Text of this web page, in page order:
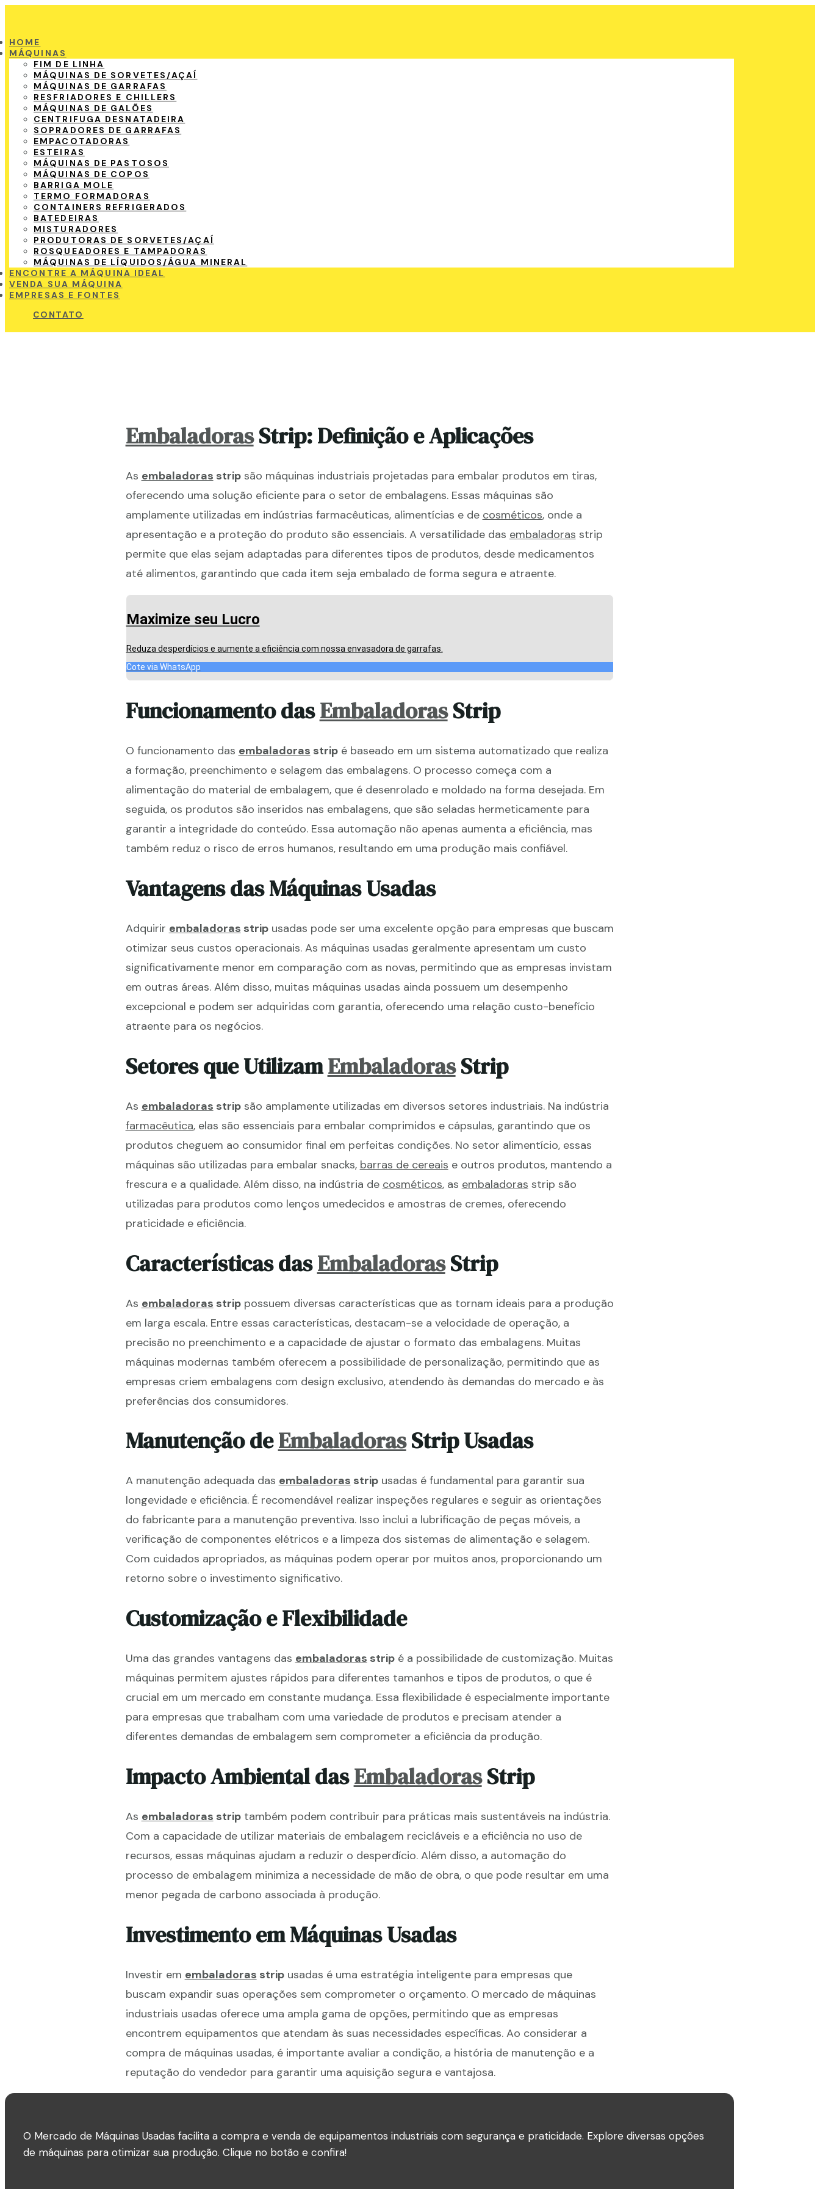
HOME
MÁQUINAS
FIM DE LINHA
MÁQUINAS DE SORVETES/AÇAÍ
MÁQUINAS DE GARRAFAS
RESFRIADORES E CHILLERS
MÁQUINAS DE GALÕES
CENTRIFUGA DESNATADEIRA
SOPRADORES DE GARRAFAS
EMPACOTADORAS
ESTEIRAS
MÁQUINAS DE PASTOSOS
MÁQUINAS DE COPOS
BARRIGA MOLE
TERMO FORMADORAS
CONTAINERS REFRIGERADOS
BATEDEIRAS
MISTURADORES
PRODUTORAS DE SORVETES/AÇAÍ
ROSQUEADORES E TAMPADORAS
MÁQUINAS DE LÍQUIDOS/ÁGUA MINERAL
ENCONTRE A MÁQUINA IDEAL
VENDA SUA MÁQUINA
EMPRESAS E FONTES
CONTATO
EmbaladorasStrip: Definição e Aplicações
As embaladoras stripsão máquinas industriais projetadas para embalar produtos em tiras,
oferecendo uma solução eficiente para o setor de embalagens. Essas máquinas são
amplamente utilizadas em indústrias farmacêuticas, alimentícias e de cosméticos, onde a
apresentação e a proteção do produto são essenciais. A versatilidade das embaladoras strip
permite que elas sejam adaptadas para diferentes tipos de produtos, desde medicamentos
até alimentos, garantindo que cada item seja embalado de forma segura e atraente.
Maximize seu Lucro
Reduza desperdícios e aumente a eficiência com nossa envasadora de garrafas.
Cote via WhatsApp
Funcionamento dasEmbaladorasStrip
O funcionamento das embaladoras stripé baseado em um sistema automatizado que realiza
a formação, preenchimento e selagem das embalagens. O processo começa com a
alimentação do material de embalagem, que é desenrolado e moldado na forma desejada. Em
seguida, os produtos são inseridos nas embalagens, que são seladas hermeticamente para
garantir a integridade do conteúdo. Essa automação não apenas aumenta a eficiência, mas
também reduz o risco de erros humanos, resultando em uma produção mais confiável.
Vantagens das Máquinas Usadas
Adquirir embaladoras stripusadas pode ser uma excelente opção para empresas que buscam
otimizar seus custos operacionais. As máquinas usadas geralmente apresentam um custo
significativamente menor em comparação com as novas, permitindo que as empresas invistam
em outras áreas. Além disso, muitas máquinas usadas ainda possuem um desempenho
excepcional e podem ser adquiridas com garantia, oferecendo uma relação custo-benefício
atraente para os negócios.
Setores que UtilizamEmbaladorasStrip
As embaladoras stripsão amplamente utilizadas em diversos setores industriais. Na indústria
farmacêutica, elas são essenciais para embalar comprimidos e cápsulas, garantindo que os
produtos cheguem ao consumidor final em perfeitas condições. No setor alimentício, essas
máquinas são utilizadas para embalar snacks, barras de cereais e outros produtos, mantendo a
frescura e a qualidade. Além disso, na indústria de cosméticos, as embaladoras strip são
utilizadas para produtos como lenços umedecidos e amostras de cremes, oferecendo
praticidade e eficiência.
Características dasEmbaladorasStrip
As embaladoras strippossuem diversas características que as tornam ideais para a produção
em larga escala. Entre essas características, destacam-se a velocidade de operação, a
precisão no preenchimento e a capacidade de ajustar o formato das embalagens. Muitas
máquinas modernas também oferecem a possibilidade de personalização, permitindo que as
empresas criem embalagens com design exclusivo, atendendo às demandas do mercado e às
preferências dos consumidores.
Manutenção deEmbaladorasStrip Usadas
A manutenção adequada das embaladoras stripusadas é fundamental para garantir sua
longevidade e eficiência. É recomendável realizar inspeções regulares e seguir as orientações
do fabricante para a manutenção preventiva. Isso inclui a lubrificação de peças móveis, a
verificação de componentes elétricos e a limpeza dos sistemas de alimentação e selagem.
Com cuidados apropriados, as máquinas podem operar por muitos anos, proporcionando um
retorno sobre o investimento significativo.
Customização e Flexibilidade
Uma das grandes vantagens das embaladoras stripé a possibilidade de customização. Muitas
máquinas permitem ajustes rápidos para diferentes tamanhos e tipos de produtos, o que é
crucial em um mercado em constante mudança. Essa flexibilidade é especialmente importante
para empresas que trabalham com uma variedade de produtos e precisam atender a
diferentes demandas de embalagem sem comprometer a eficiência da produção.
Impacto Ambiental dasEmbaladorasStrip
As embaladoras striptambém podem contribuir para práticas mais sustentáveis na indústria.
Com a capacidade de utilizar materiais de embalagem recicláveis e a eficiência no uso de
recursos, essas máquinas ajudam a reduzir o desperdício. Além disso, a automação do
processo de embalagem minimiza a necessidade de mão de obra, o que pode resultar em uma
menor pegada de carbono associada à produção.
Investimento em Máquinas Usadas
Investir em embaladoras stripusadas é uma estratégia inteligente para empresas que
buscam expandir suas operações sem comprometer o orçamento. O mercado de máquinas
industriais usadas oferece uma ampla gama de opções, permitindo que as empresas
encontrem equipamentos que atendam às suas necessidades específicas. Ao considerar a
compra de máquinas usadas, é importante avaliar a condição, a história de manutenção e a
reputação do vendedor para garantir uma aquisição segura e vantajosa.
O Mercado de Máquinas Usadas facilita a compra e venda de equipamentos industriais com segurança e praticidade. Explore diversas opções
de máquinas para otimizar sua produção. Clique no botão e confira!